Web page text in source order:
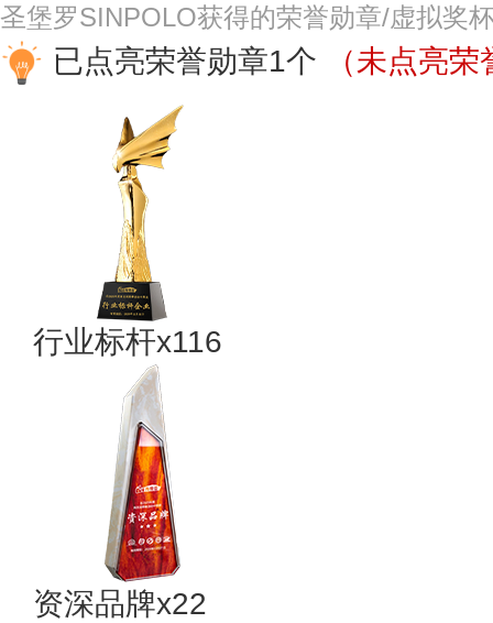
圣堡罗SINPOLO获得的荣誉勋章/虚拟奖
已点亮荣誉勋章1个 （未点亮
行业标杆x116
资深品牌x22